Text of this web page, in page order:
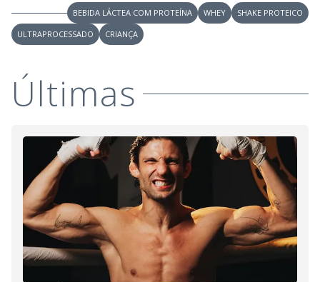
BEBIDA LÁCTEA COM PROTEÍNA WHEY
SHAKE PROTEICO
ULTRAPROCESSADO
CRIANÇA
Últimas